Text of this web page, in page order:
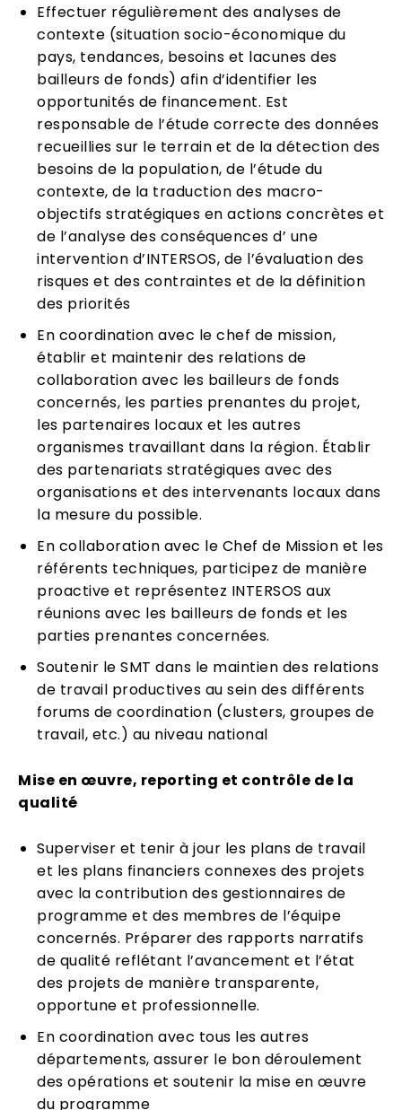
Effectuer régulièrement des analyses de
contexte (situation socio-économique du
pays, tendances, besoins et lacunes des
bailleurs de fonds) afin d’identifier les
opportunités de financement. Est
responsable de l’étude correcte des données
recueillies sur le terrain et de la détection des
besoins de la population, de l’étude du
contexte, de la traduction des macro-
objectifs stratégiques en actions concrètes et
de l’analyse des conséquences d’ une
intervention d’INTERSOS, de l’évaluation des
risques et des contraintes et de la définition
des priorités
En coordination avec le chef de mission,
établir et maintenir des relations de
collaboration avec les bailleurs de fonds
concernés, les parties prenantes du projet,
les partenaires locaux et les autres
organismes travaillant dans la région. Établir
des partenariats stratégiques avec des
organisations et des intervenants locaux dans
la mesure du possible.
En collaboration avec le Chef de Mission et les
référents techniques, participez de manière
proactive et représentez INTERSOS aux
réunions avec les bailleurs de fonds et les
parties prenantes concernées.
Soutenir le SMT dans le maintien des relations
de travail productives au sein des différents
forums de coordination (clusters, groupes de
travail, etc.) au niveau national
Mise en œuvre, reporting et contrôle de la
qualité
Superviser et tenir à jour les plans de travail
et les plans financiers connexes des projets
avec la contribution des gestionnaires de
programme et des membres de l’équipe
concernés. Préparer des rapports narratifs
de qualité reflétant l’avancement et l’état
des projets de manière transparente,
opportune et professionnelle.
En coordination avec tous les autres
départements, assurer le bon déroulement
des opérations et soutenir la mise en œuvre
du programme